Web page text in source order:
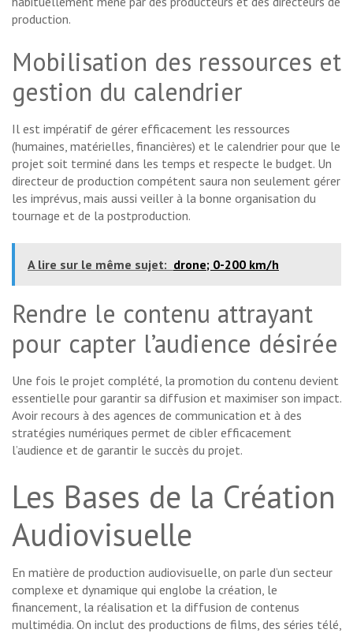
production.
Mobilisation des ressources et
gestion du calendrier
Il est impératif de gérer efficacement les ressources
(humaines, matérielles, financières) et le calendrier pour que le
projet soit terminé dans les temps et respecte le budget. Un
directeur de production compétent saura non seulement gérer
les imprévus, mais aussi veiller à la bonne organisation du
tournage et de la postproduction.
A lire sur le même sujet: drone; 0-200 km/h
Rendre le contenu attrayant
pour capter l’audience désirée
Une fois le projet complété, la promotion du contenu devient
essentielle pour garantir sa diffusion et maximiser son impact.
Avoir recours à des agences de communication et à des
stratégies numériques permet de cibler efficacement
l’audience et de garantir le succès du projet.
Les Bases de la Création
Audiovisuelle
En matière de production audiovisuelle, on parle d’un secteur
complexe et dynamique qui englobe la création, le
financement, la réalisation et la diffusion de contenus
multimédia. On inclut des productions de films, des séries télé,